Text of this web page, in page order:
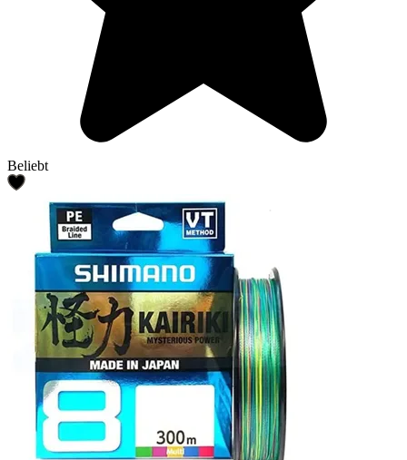
Beliebt